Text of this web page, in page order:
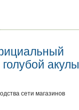
акулы
сети магазинов